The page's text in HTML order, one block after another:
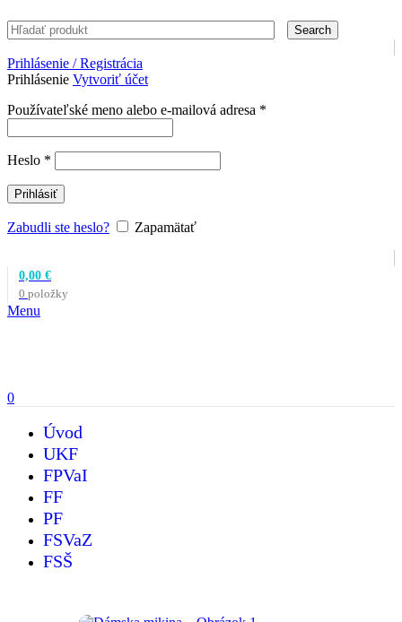
Search
Prihlásenie / Registrácia
Prihlásenie Vytvoriť účet
Používateľské meno alebo e-mailová adresa *
Heslo *
Prihlásiť
Zabudli ste heslo? Zapamätať
0 položky
0,00 €
Menu
0
Úvod
UKF
FPVaI
FF
PF
FSVaZ
FSŠ